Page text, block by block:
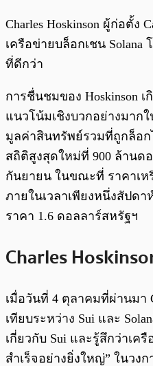
Charles Hoskinson ผู้ก่อตั้ง
เครือข่ายบล็อกเชน Solana
ที่ดีกว่า
การชื่นชมของ Hoskinson
แนวโน้มเชิงบวกอย่างมาก
มูลค่าสินทรัพย์รวมที่ถูกล็อก
สถิติสูงสุดใหม่ที่ 900 ล้านด
กันยายน ในขณะที่ ราคาเห
ภายในเวลาเพียงหนึ่งสัปด
ราคา 1.6 ดอลลาร์สหรัฐฯ
Charles
เมื่อวันที่ 4 ตุลาคมที่ผ่านมา
เทียบระหว่าง Sui และ
เกี่ยวกับ Sui และรู้สึกว่าเค
สำเร็จอย่างยิ่งใหญ่” ในวง